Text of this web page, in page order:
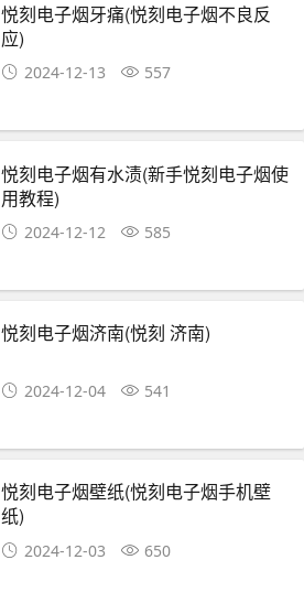
悦刻电子烟牙痛(悦刻电子烟不良反
应)
2024-12-13 557
悦刻电子烟有水渍(新手悦刻电子烟使
用教程)
2024-12-12 585
悦刻电子烟济南(悦刻 济南)
2024-12-04 541
悦刻电子烟壁纸(悦刻电子烟手机壁
纸)
2024-12-03 650